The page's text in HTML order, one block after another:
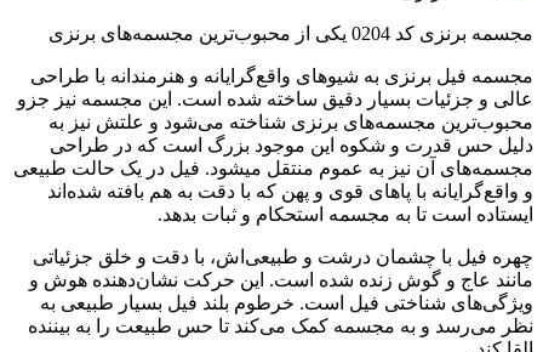
مجسمه برنزی کد 0204 یکی از محبوب‌ترین مجسمه‌های برنزی
مجسمه فیل برنزی به شیوه­ای واقع­‌گرایانه و هنرمندانه با طراحی
عالی و جزئیات بسیار دقیق ساخته شده است. این مجسمه نیز جزو
محبوب‌ترین مجسمه‌های برنزی شناخته می­‌شود و علتش نیز به
دلیل حس قدرت و شکوه این موجود بزرگ است که در طراحی
مجسمه­‌های آن نیز به عموم منتقل می­شود. فیل در یک حالت طبیعی
و واقع­‌گرایانه با پاهای قوی و پهن که با دقت به هم بافته شده‌­اند
ایستاده است تا به مجسمه استحکام و ثبات بدهد.
چهره فیل با چشمان درشت و طبیعی­‌اش، با دقت و خلق جزئیاتی
مانند عاج و گوش زنده شده است. این حرکت نشان­‌دهنده هوش و
ویژگی‌های شناختی فیل است. خرطوم بلند فیل بسیار طبیعی به
نظر می‌رسد و به مجسمه کمک می­‌کند تا حس طبیعت را به بیننده